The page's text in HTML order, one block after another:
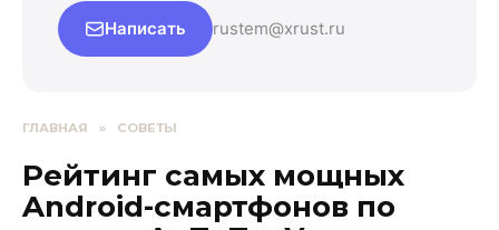
Написать rustem@xrust.ru
ГЛАВНАЯ » СОВЕТЫ
Рейтинг самых мощных
Android-смартфонов по